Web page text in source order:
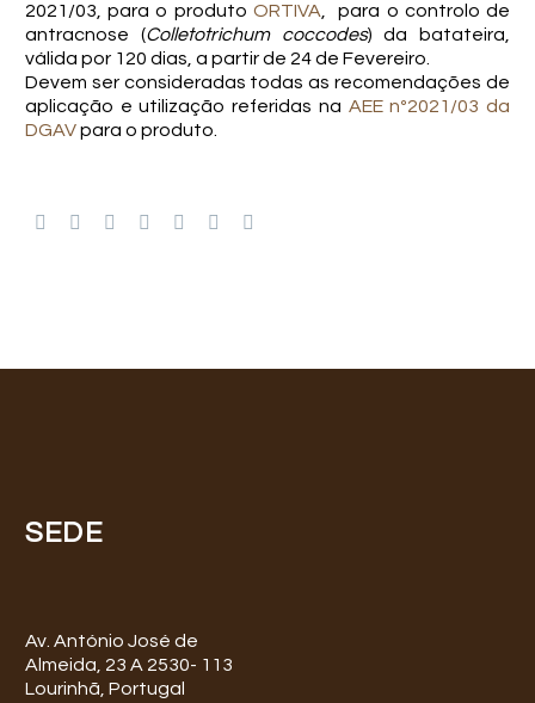
2021/03, para o produto ORTIVA , para o controlo de
antracnose (Colletotrichum coccodes) da batateira,
válida por 120 dias, a partir de 24 de Fevereiro.
Devem ser consideradas todas as recomendações de
aplicação e utilização referidas na AEE nº2021/03 da
DGAVpara o produto.
SEDE
Av. António José de
Almeida, 23 A 2530- 113
Lourinhã, Portugal